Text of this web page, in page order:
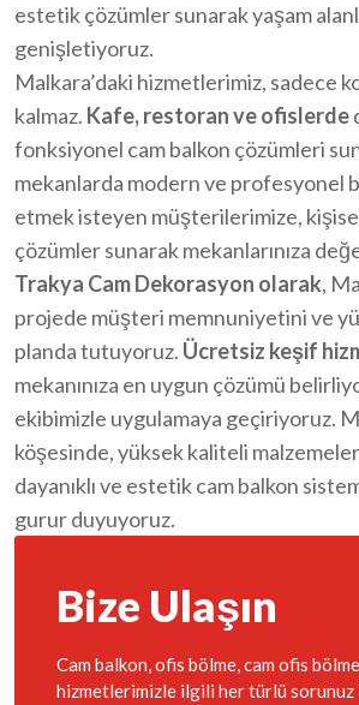
estetik çözümler sunarak yaşam
genişletiyoruz.
Malkara’daki hizmetlerimiz, sadece
kalmaz. Kafe, restoran ve ofislerde
fonksiyonel cam balkon çözümleri
mekanlarda modern ve profesyonel
etmek isteyen müşterilerimize,
çözümler sunarak mekanlarınıza
Trakya Cam Dekorasyon olarak,
projede müşteri memnuniyetini ve
planda tutuyoruz. Ücretsiz keşif
mekanınıza en uygun çözümü
ekibimizle uygulamaya geçiriyoruz.
köşesinde, yüksek kaliteli
dayanıklı ve estetik cam balkon
gurur duyuyoruz.
Bize Ulaşın
Cam balkon, ofis bölme, cam ofis
hizmetlerimizle ilgili her türlü sorunuz